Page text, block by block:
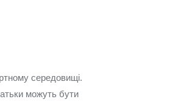
середовищі.
можуть бути